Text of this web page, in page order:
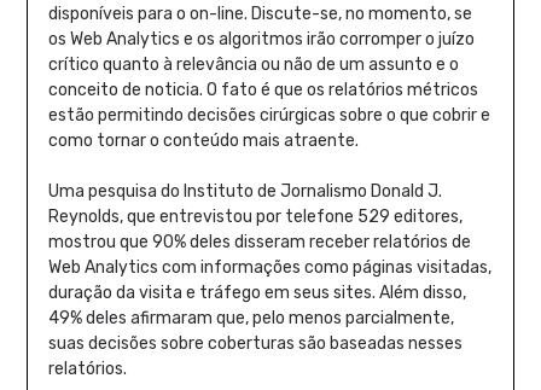
disponíveis para o on-line. Discute-se, no momento, se
os Web Analytics e os algoritmos irão corromper o juízo
crítico quanto à relevância ou não de um assunto e o
conceito de noticia. O fato é que os relatórios métricos
estão permitindo decisões cirúrgicas sobre o que cobrir e
como tornar o conteúdo mais atraente.
Uma pesquisa do Instituto de Jornalismo Donald J.
Reynolds, que entrevistou por telefone 529 editores,
mostrou que 90% deles disseram receber relatórios de
Web Analytics com informações como páginas visitadas,
duração da visita e tráfego em seus sites. Além disso,
49% deles afirmaram que, pelo menos parcialmente,
suas decisões sobre coberturas são baseadas nesses
relatórios.